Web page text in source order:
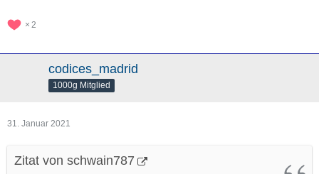
2
codices_madrid
1000g Mitglied
31. Januar 2021
Zitat von schwain787